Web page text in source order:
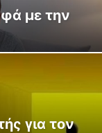
με την
για τον